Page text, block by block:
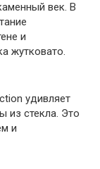
век. В
и
жутковато.
удивляет
из стекла. Это
и